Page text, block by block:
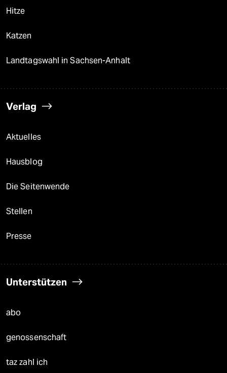
Hitze
Katzen
Landtagswahl in Sachsen-Anhalt
Verlag
Aktuelles
Hausblog
Die Seitenwende
Stellen
Presse
Unterstützen
abo
genossenschaft
taz zahl ich